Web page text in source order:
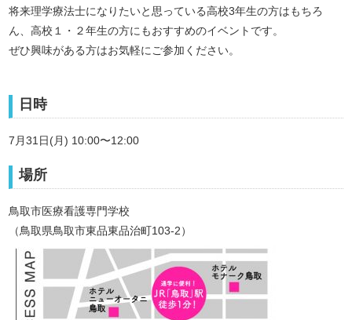
将来理学療法士になりたいと思っている高校3年生の方はもちろ
ん、高校１・２年生の方にもおすすめのイベントです。
ぜひ興味がある方はお気軽にご参加ください。
日時
7月31日(月) 10:00〜12:00
場所
鳥取市医療看護専門学校
（鳥取県鳥取市東品東品治町103-2）